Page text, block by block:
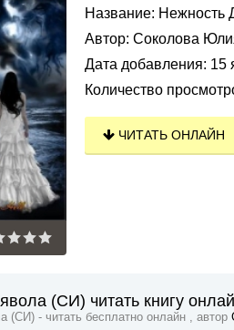
Название: Нежность
Автор: Соколова
Дата добавления: 15
Количество
ЧИТАТЬ ОНЛАЙН
(СИ) читать книгу
(СИ) - читать бесплатно онлайн , автор